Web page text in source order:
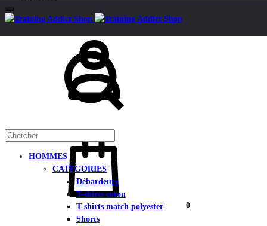
0
HOMMES
CATÉGORIES
Débardeurs
T-shirts coton
T-shirts match polyester
Shorts